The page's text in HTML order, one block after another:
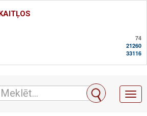
74
21260
33116